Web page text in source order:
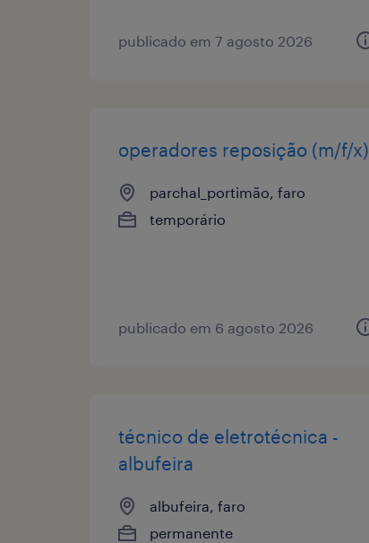
publicado em 7 agosto 2026
operadores reposição (m/f/x)
parchal_portimão, faro
temporário
publicado em 6 agosto 2026
técnico de eletrotécnica -
albufeira
albufeira, faro
permanente